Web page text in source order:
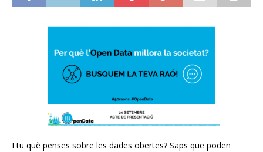
I tu què penses sobre les dades obertes? Saps que poden